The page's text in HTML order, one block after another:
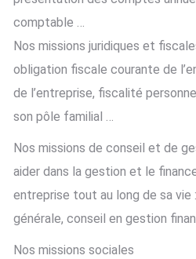
comptable …
Nos missions juridiques et
obligation fiscale courante de
de l’entreprise, fiscalité
son pôle familial …
Nos missions de conseil et de
aider dans la gestion et le
entreprise tout au long de sa vie
générale, conseil en gestion
Nos missions sociales